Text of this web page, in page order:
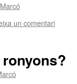
un comentari